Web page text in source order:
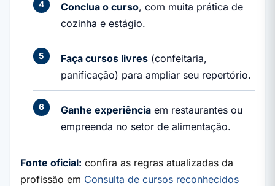
Conclua o curso, com muita prática de
cozinha e estágio.
Faça cursos livres(confeitaria,
panificação) para ampliar seu repertório.
Ganhe experiênciaem restaurantes ou
empreenda no setor de alimentação.
Fonte oficial: confira as regras atualizadas da
profissão em Consulta de cursos reconhecidos